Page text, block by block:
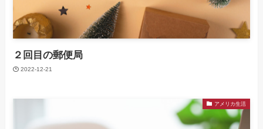
２回目の郵便局
2022-12-21
アメリカ生活